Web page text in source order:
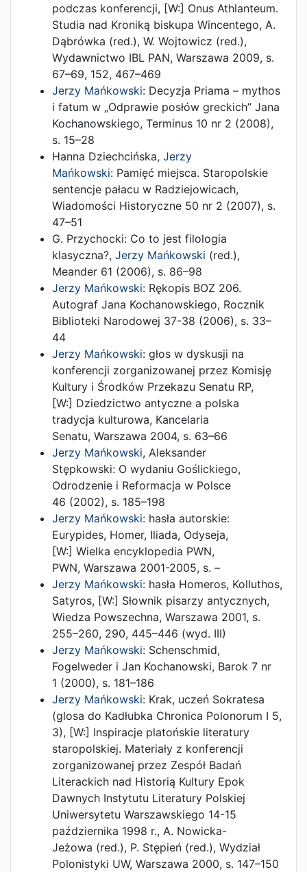
podczas konferencji, [W:] Onus Athlanteum.
Studia nad Kroniką biskupa Wincentego, A.
Dąbrówka (red.), W. Wojtowicz (red.),
Wydawnictwo IBL PAN, Warszawa 2009, s.
67–69, 152, 467–469
Jerzy Mańkowski: Decyzja Priama – mythos
i fatum w „Odprawie posłów greckich” Jana
Kochanowskiego, Terminus 10 nr 2 (2008),
s. 15–28
Hanna Dziechcińska, Jerzy
Mańkowski: Pamięć miejsca. Staropolskie
sentencje pałacu w Radziejowicach,
Wiadomości Historyczne 50 nr 2 (2007), s.
47–51
G. Przychocki: Co to jest filologia
klasyczna?, Jerzy Mańkowski (red.),
Meander 61 (2006), s. 86–98
Jerzy Mańkowski: Rękopis BOZ 206.
Autograf Jana Kochanowskiego, Rocznik
Biblioteki Narodowej 37-38 (2006), s. 33–
44
Jerzy Mańkowski: głos w dyskusji na
konferencji zorganizowanej przez Komisję
Kultury i Środków Przekazu Senatu RP,
[W:] Dziedzictwo antyczne a polska
tradycja kulturowa, Kancelaria
Senatu, Warszawa 2004, s. 63–66
Jerzy Mańkowski, Aleksander
Stępkowski: O wydaniu Goślickiego,
Odrodzenie i Reformacja w Polsce
46 (2002), s. 185–198
Jerzy Mańkowski: hasła autorskie:
Eurypides, Homer, Iliada, Odyseja,
[W:] Wielka encyklopedia PWN,
PWN, Warszawa 2001-2005, s. –
Jerzy Mańkowski: hasła Homeros, Kolluthos,
Satyros, [W:] Słownik pisarzy antycznych,
Wiedza Powszechna, Warszawa 2001, s.
255–260, 290, 445–446 (wyd. III)
Jerzy Mańkowski: Schenschmid,
Fogelweder i Jan Kochanowski, Barok 7 nr
1 (2000), s. 181–186
Jerzy Mańkowski: Krak, uczeń Sokratesa
(glosa do Kadłubka Chronica Polonorum I 5,
3), [W:] Inspiracje platońskie literatury
staropolskiej. Materiały z konferencji
zorganizowanej przez Zespół Badań
Literackich nad Historią Kultury Epok
Dawnych Instytutu Literatury Polskiej
Uniwersytetu Warszawskiego 14-15
października 1998 r., A. Nowicka-
Jeżowa (red.), P. Stępień (red.), Wydział
Polonistyki UW, Warszawa 2000, s. 147–150